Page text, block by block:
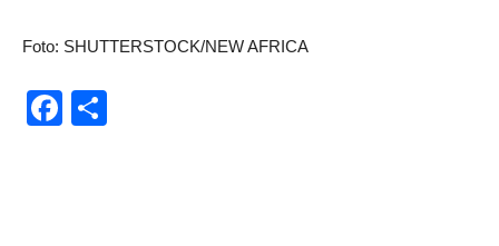
Foto: SHUTTERSTOCK/NEW AFRICA
Facebook